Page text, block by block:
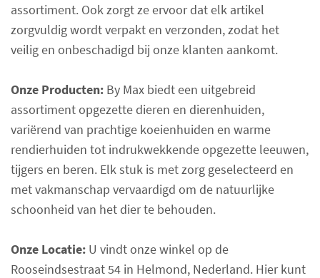
assortiment. Ook zorgt ze ervoor dat elk artikel
zorgvuldig wordt verpakt en verzonden, zodat het
veilig en onbeschadigd bij onze klanten aankomt.
Onze Producten: By Max biedt een uitgebreid
assortiment opgezette dieren en dierenhuiden,
variërend van prachtige koeienhuiden en warme
rendierhuiden tot indrukwekkende opgezette leeuwen,
tijgers en beren. Elk stuk is met zorg geselecteerd en
met vakmanschap vervaardigd om de natuurlijke
schoonheid van het dier te behouden.
Onze Locatie: U vindt onze winkel op de
Rooseindsestraat 54 in Helmond, Nederland. Hier kunt